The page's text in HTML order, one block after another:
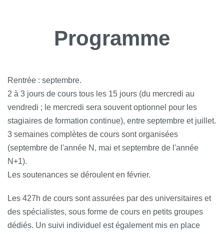
Programme
Rentrée : septembre.
2 à 3 jours de cours tous les 15 jours (du mercredi au
vendredi ; le mercredi sera souvent optionnel pour les
stagiaires de formation continue), entre septembre et juillet.
3 semaines complètes de cours sont organisées
(septembre de l'année N, mai et septembre de l'année
N+1).
Les soutenances se déroulent en février.
Les 427h de cours sont assurées par des universitaires et
des spécialistes, sous forme de cours en petits groupes
dédiés. Un suivi individuel est également mis en place